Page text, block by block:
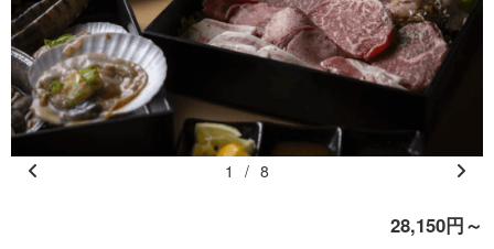
e
1 / 8
28,150円～